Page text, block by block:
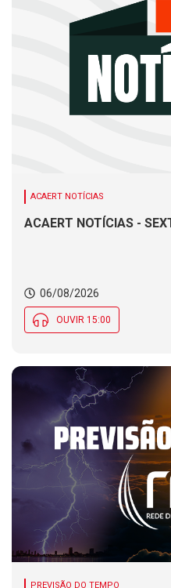
ACAERT NOTÍCIAS
ACAERT NOTÍCIAS -
06/08/2026
OUVIR 15:00
PREVISÃO DO TEMPO